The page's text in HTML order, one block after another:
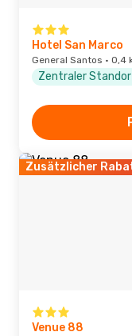
Hotel San Marco
General Santos ·
Zentraler
Zusätzlicher
Venue 88